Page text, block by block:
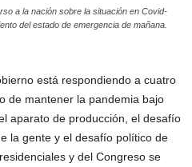
a la nación sobre la situación en Covid-
del estado de emergencia de mañana.
está respondiendo a cuatro
de mantener la pandemia bajo
aparato de producción, el desafío
la gente y el desafío político de
y del Congreso se